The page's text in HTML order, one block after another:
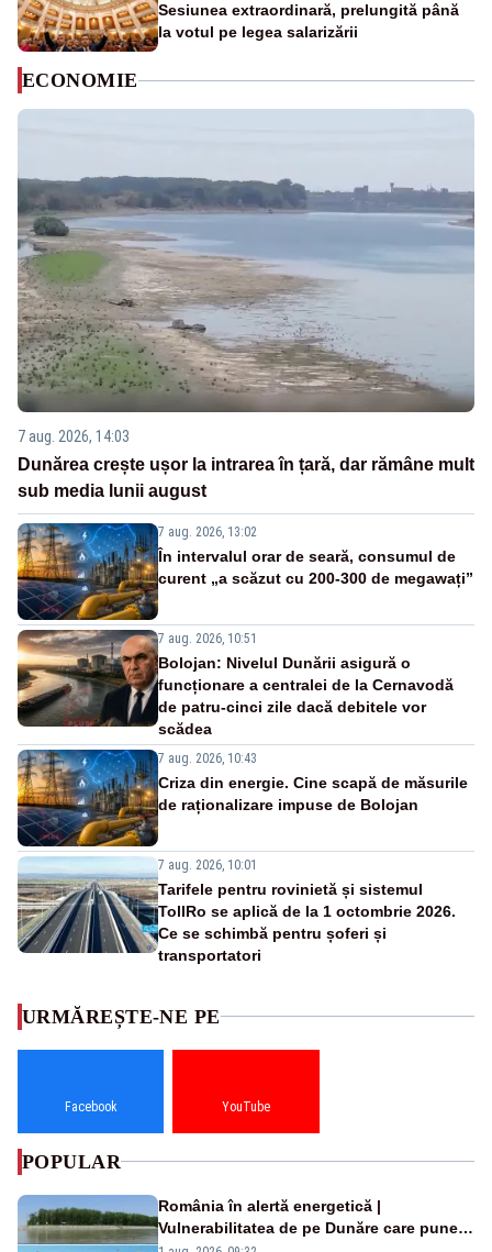
Sesiunea extraordinară, prelungită până
la votul pe legea salarizării
ECONOMIE
7 aug. 2026, 14:03
Dunărea crește ușor la intrarea în țară, dar rămâne mult
sub media lunii august
7 aug. 2026, 13:02
În intervalul orar de seară, consumul de
curent „a scăzut cu 200-300 de megawați”
7 aug. 2026, 10:51
Bolojan: Nivelul Dunării asigură o
funcționare a centralei de la Cernavodă
de patru-cinci zile dacă debitele vor
scădea
7 aug. 2026, 10:43
Criza din energie. Cine scapă de măsurile
de raționalizare impuse de Bolojan
7 aug. 2026, 10:01
Tarifele pentru rovinietă și sistemul
TollRo se aplică de la 1 octombrie 2026.
Ce se schimbă pentru șoferi și
transportatori
URMĂREȘTE-NE PE
Facebook YouTube
POPULAR
România în alertă energetică |
Vulnerabilitatea de pe Dunăre care pune